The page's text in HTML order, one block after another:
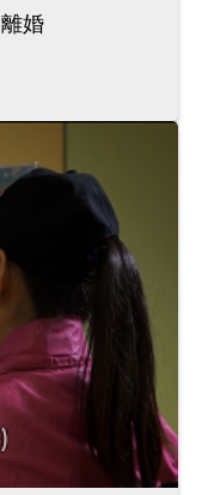
離婚